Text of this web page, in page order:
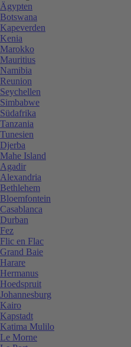
Ägypten
Botswana
Kapeverden
Kenia
Marokko
Mauritius
Namibia
Reunion
Seychellen
Simbabwe
Südafrika
Tanzania
Tunesien
Djerba
Mahe Island
Agadir
Alexandria
Bethlehem
Bloemfontein
Casablanca
Durban
Fez
Flic en Flac
Grand Baie
Harare
Hermanus
Hoedspruit
Johannesburg
Kairo
Kapstadt
Katima Mulilo
Le Morne